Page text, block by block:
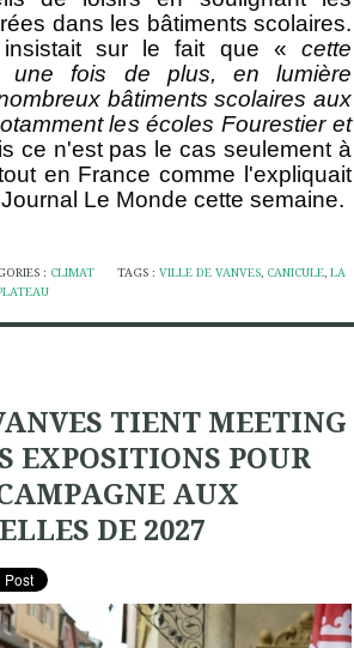
dans les bâtiments scolaires.
insistait sur le fait que « cette
une fois de plus, en lumière
bâtiments scolaires aux
les écoles Fourestier et
ce n'est pas le cas seulement à
en France comme l'expliquait
Le Monde cette semaine.
: CLIMAT TAGS :VILLE DE VANVES, CANICULE,LA
TIENT MEETING
EXPOSITIONS POUR
AUX
DE 2027